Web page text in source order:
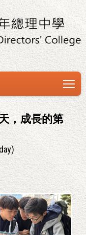
，成長的第